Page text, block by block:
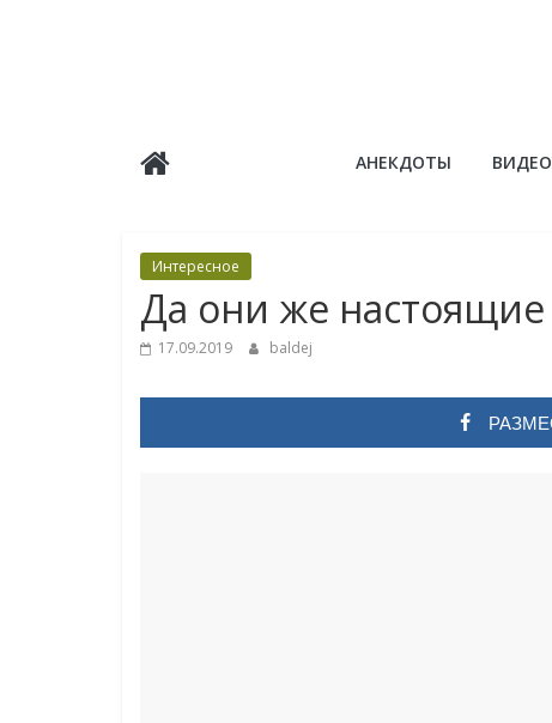
Балдёж АНЕКДОТЫ ВИДЕО
Интересное
Да они же настоящие
17.09.2019 baldej